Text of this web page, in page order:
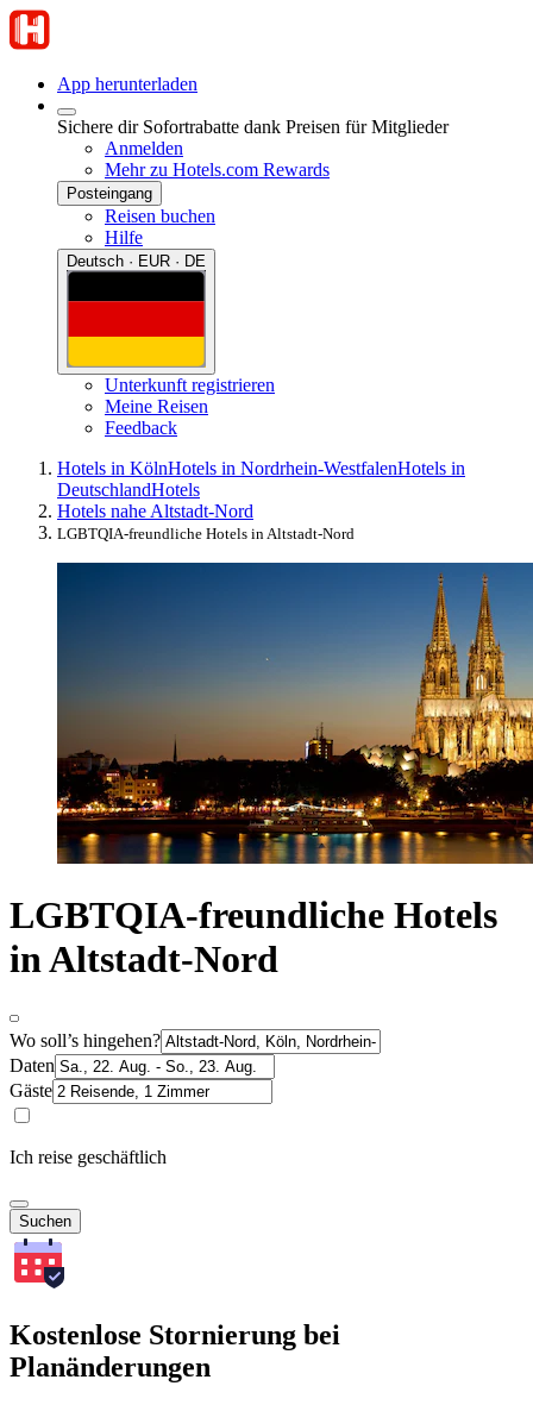
App herunterladen
Sichere dir Sofortrabatte dank Preisen für Mitglieder
Anmelden
Mehr zu Hotels.com Rewards
Posteingang
Reisen buchen
Hilfe
Deutsch · EUR · DE
Unterkunft registrieren
Meine Reisen
Feedback
Hotels in KölnHotels in Nordrhein-WestfalenHotels in
DeutschlandHotels
Hotels nahe Altstadt-Nord
LGBTQIA-freundliche Hotels in Altstadt-Nord
LGBTQIA-freundliche Hotels
in Altstadt-Nord
Wo soll’s hingehen?
Daten
Gäste
Ich reise geschäftlich
Suchen
Kostenlose Stornierung bei
Planänderungen